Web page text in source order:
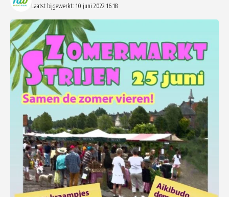
Laatst bijgewerkt: 10 juni 2022 16:18